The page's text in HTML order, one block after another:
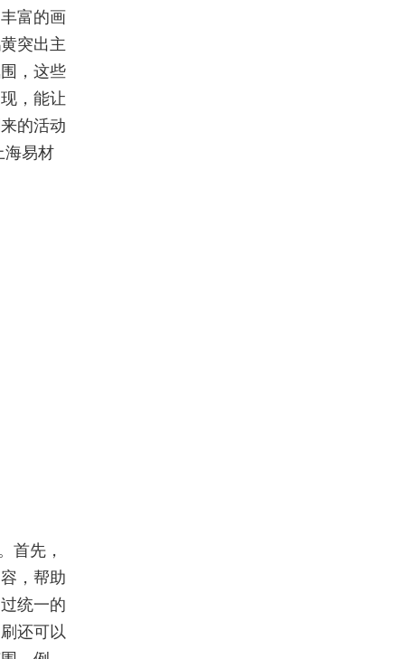
富的画
突出主
，这些
，能让
的活动
海易材
首先，
，帮助
统一的
还可以